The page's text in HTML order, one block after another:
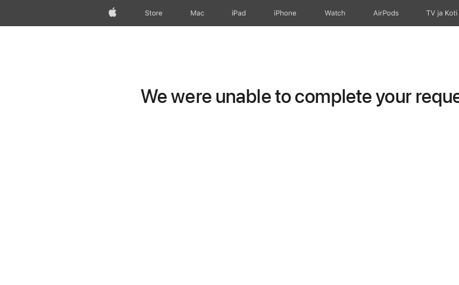
Apple Store Mac iPad iPhone Watch AirPods TV ja Koti
We were unable to complete your